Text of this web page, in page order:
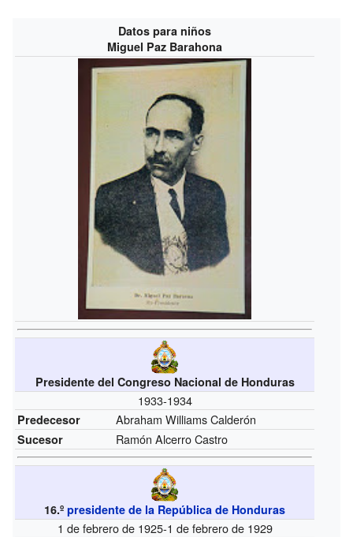
Datos para niños
Miguel Paz Barahona
Presidente del Congreso Nacional de Honduras
1933-1934
Predecesor Abraham Williams Calderón
Sucesor Ramón Alcerro Castro
16.ºpresidente de la República de Honduras
1 de febrero de 1925-1 de febrero de 1929